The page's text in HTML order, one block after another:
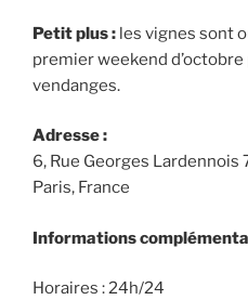
Petit plus : les vignes sont
premier weekend
vendanges.
Adresse :
6, Rue Georges Lardennois
Paris, France
Informations
Horaires : 24h/24